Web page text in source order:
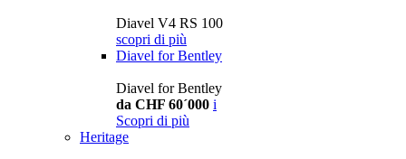
Diavel V4 RS 100
scopri di più
Diavel for Bentley
Diavel for Bentley
da CHF 60´000 i
Scopri di più
Heritage